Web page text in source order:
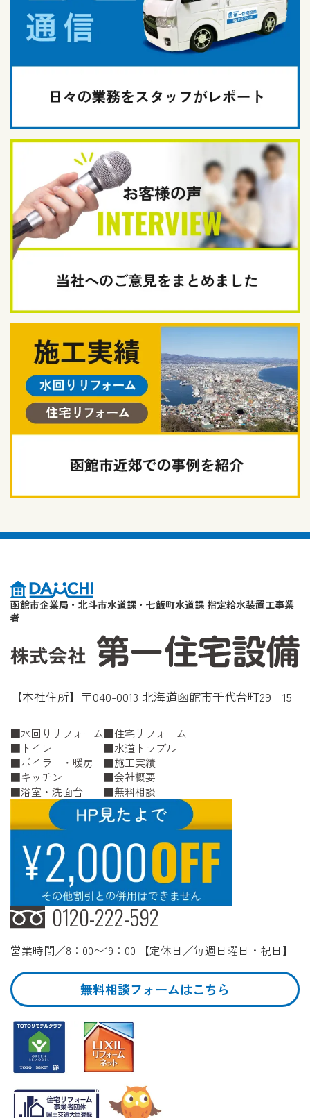
函館市企業局・北斗市水道課・七飯町水道課 指定給水装置工事業
者
【本社住所】〒040-0013 北海道函館市千代台町29−15
水回りリフォーム
トイレ
ボイラー・暖房
キッチン
浴室・洗面台
住宅リフォーム
水道トラブル
施工実績
会社概要
無料相談
0120-222-592
営業時間／8：00〜19：00 【定休日／毎週日曜日・祝日】
無料相談フォームはこちら